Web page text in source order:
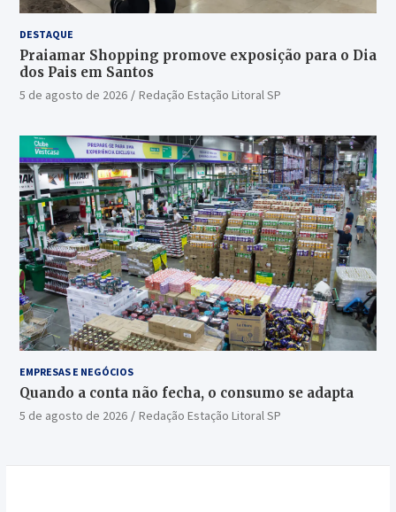
DESTAQUE
Praiamar Shopping promove exposição para o Dia
dos Pais em Santos
5 de agosto de 2026 Redação Estação Litoral SP
EMPRESAS E NEGÓCIOS
Quando a conta não fecha, o consumo se adapta
5 de agosto de 2026 Redação Estação Litoral SP